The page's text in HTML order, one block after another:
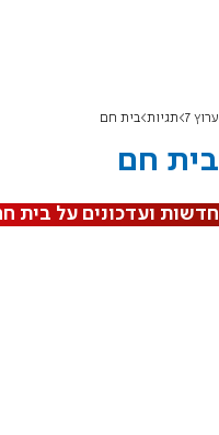
ערוץ 7 תגיות בית חם
בית חם
חדשות ועדכונים על בית